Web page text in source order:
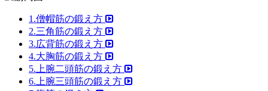
1.僧帽筋の鍛え方
2.三角筋の鍛え方
3.広背筋の鍛え方
4.大胸筋の鍛え方
5.上腕二頭筋の鍛え方
6.上腕三頭筋の鍛え方